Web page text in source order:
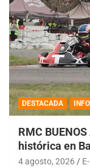
DESTACADA
RMC
histórica en
4 agosto, 2026